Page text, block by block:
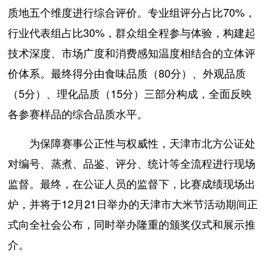
质地五个维度进行综合评价。专业组评分占比70%，
行业代表组占比30%，群众组全程参与体验，构建起
技术深度、市场广度和消费感知温度相结合的立体评
价体系。最终得分由食味品质（80分）、外观品质
（5分）、理化品质（15分）三部分构成，全面反映
各参赛样品的综合品质水平。
为保障赛事公正性与权威性，天津市北方公证处
对编号、蒸煮、品鉴、评分、统计等全流程进行现场
监督。最终，在公证人员的监督下，比赛成绩现场出
炉，并将于12月21日举办的天津市大米节活动期间正
式向全社会公布，同时举办隆重的颁奖仪式和展示推
介。